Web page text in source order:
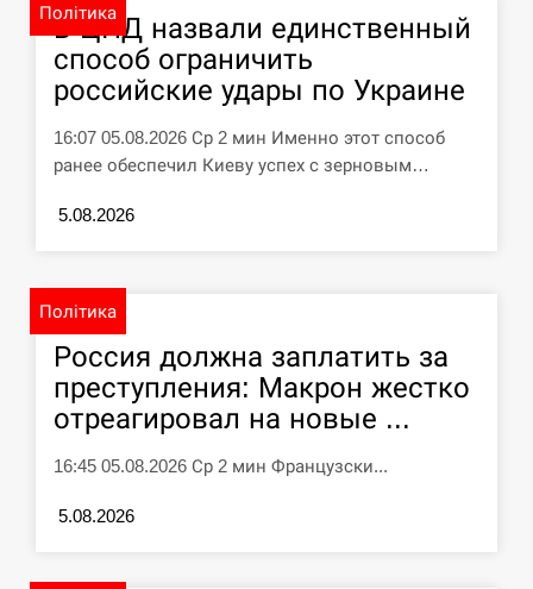
Політика
В ЦПД назвали единственный
способ ограничить
российские удары по Украине
16:07 05.08.2026 Ср 2 мин Именно этот способ
ранее обеспечил Киеву успех с зерновым…
5.08.2026
Політика
Россия должна заплатить за
преступления: Макрон жестко
отреагировал на новые ...
16:45 05.08.2026 Ср 2 мин Французски...
5.08.2026